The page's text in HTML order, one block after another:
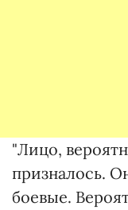
"Лицо,
призналось.
боевые.